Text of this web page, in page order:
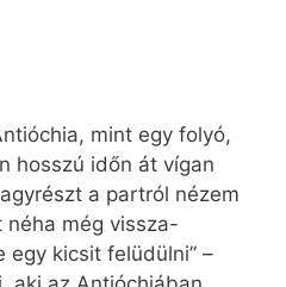
mint egy folyó,
hosszú időn át vígan
a partról nézem
még vissza-
egy kicsit felüdülni” –